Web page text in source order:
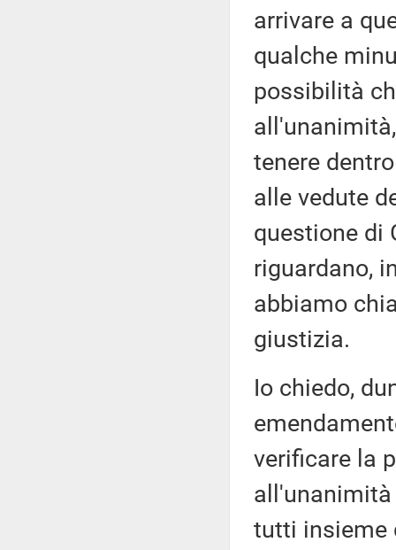
arrivare a
qualche
possibilità
tenere
alle vedute
questione di
riguardano,
abbiamo
giustizia.
Io chiedo,
verificare la
all'unanimità
tutti insieme